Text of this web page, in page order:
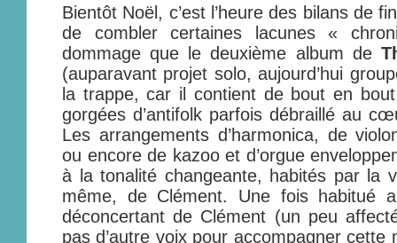
14/ even
15/ whe
Bientôt Noël, c’est l’heure des bilans de
de combler certaines lacunes «
dommage que le deuxième album de
(auparavant projet solo, aujourd’hui
la trappe, car il contient de bout en
gorgées d’antifolk parfois débraillé au
Les arrangements d’harmonica, de
ou encore de kazoo et d’orgue
à la tonalité changeante, habités par la
même, de Clément. Une fois habitué
déconcertant de Clément (un peu
pas d’autre voix pour accompagner cette